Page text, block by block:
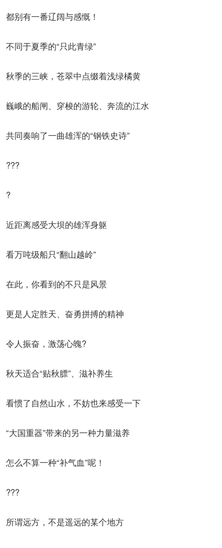
都别有一番辽阔与感慨！
不同于夏季的“只此青绿”
秋季的三峡，苍翠中点缀着浅绿橘黄
巍峨的船闸、穿梭的游轮、奔流的江水
共同奏响了一曲雄浑的“钢铁史诗”
???
?
近距离感受大坝的雄浑身躯
看万吨级船只“翻山越岭”
在此，你看到的不只是风景
更是人定胜天、奋勇拼搏的精神
令人振奋，激荡心魄?
秋天适合“贴秋膘”、滋补养生
看惯了自然山水，不妨也来感受一下
“大国重器”带来的另一种力量滋养
怎么不算一种“补气血”呢！
???
所谓远方，不是遥远的某个地方